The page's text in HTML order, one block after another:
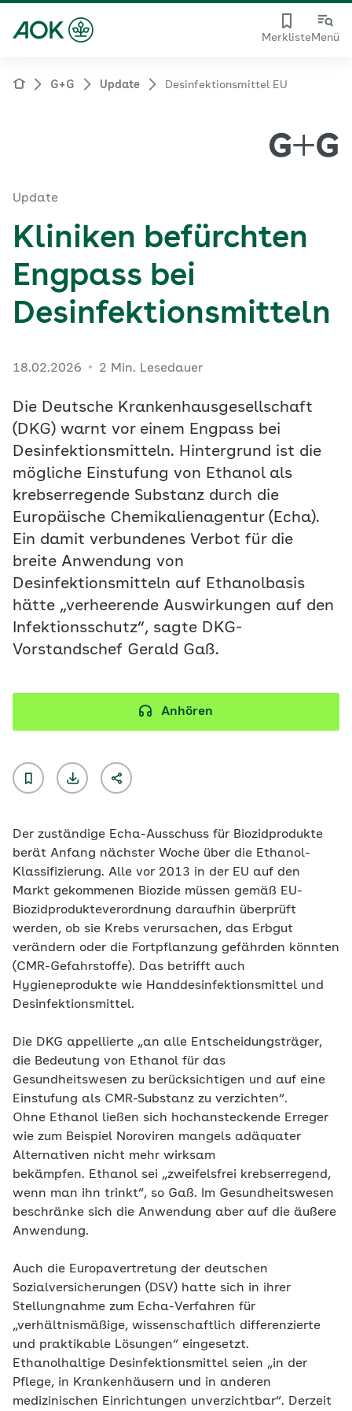
MerklisteMenü
G+G Update Desinfektionsmittel EU
Update
Kliniken befürchten
Engpass bei
Desinfektionsmitteln
18.02.2026 2 Min. Lesedauer
Die Deutsche Krankenhausgesellschaft
(DKG) warnt vor einem Engpass bei
Desinfektionsmitteln. Hintergrund ist die
mögliche Einstufung von Ethanol als
krebserregende Substanz durch die
Europäische Chemikalienagentur (Echa).
Ein damit verbundenes Verbot für die
breite Anwendung von
Desinfektionsmitteln auf Ethanolbasis
hätte „verheerende Auswirkungen auf den
Infektionsschutz“, sagte DKG-
Vorstandschef Gerald Gaß.
Anhören
Der zuständige Echa-Ausschuss für Biozidprodukte
berät Anfang nächster Woche über die Ethanol-
Klassifizierung. Alle vor 2013 in der EU auf den
Markt gekommenen Biozide müssen gemäß EU-
Biozidprodukteverordnung daraufhin überprüft
werden, ob sie Krebs verursachen, das Erbgut
verändern oder die Fortpflanzung gefährden könnten
(CMR-Gefahrstoffe). Das betrifft auch
Hygieneprodukte wie Handdesinfektionsmittel und
Desinfektionsmittel.
Die DKG appellierte „an alle Entscheidungsträger,
die Bedeutung von Ethanol für das
Gesundheitswesen zu berücksichtigen und auf eine
Einstufung als CMR-Substanz zu verzichten“.
Ohne Ethanol ließen sich hochansteckende Erreger
wie zum Beispiel Noroviren mangels adäquater
Alternativen nicht mehr wirksam
bekämpfen. Ethanol sei „zweifelsfrei krebserregend,
wenn man ihn trinkt“, so Gaß. Im Gesundheitswesen
beschränke sich die Anwendung aber auf die äußere
Anwendung.
Auch die Europavertretung der deutschen
Sozialversicherungen (DSV) hatte sich in ihrer
Stellungnahme zum Echa-Verfahren für
„verhältnismäßige, wissenschaftlich differenzierte
und praktikable Lösungen“ eingesetzt.
Ethanolhaltige Desinfektionsmittel seien „in der
Pflege, in Krankenhäusern und in anderen
medizinischen Einrichtungen unverzichtbar“. Derzeit